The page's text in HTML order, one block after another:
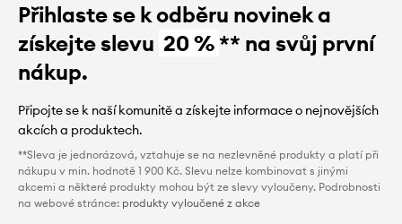
Přihlaste se k odběru novinek a
získejte slevu 20 %** na svůj první
nákup.
Připojte se k naší komunitě a získejte informace o nejnovějších
akcích a produktech.
**Sleva je jednorázová, vztahuje se na nezlevněné produkty a platí při
nákupu v min. hodnotě 1 900 Kč. Slevu nelze kombinovat s jinými
akcemi a některé produkty mohou být ze slevy vyloučeny. Podrobnosti
na webové stránce: produkty vyloučené z akce